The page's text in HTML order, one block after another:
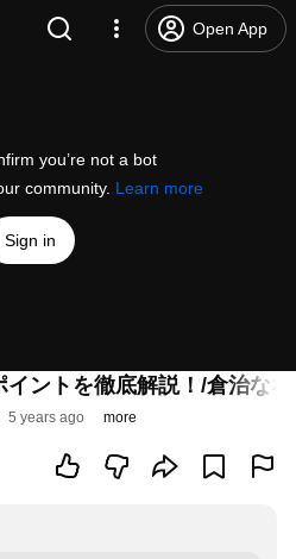
Open App
you’re not a bot
community. Learn more
Sign in
ントを徹底解説！/倉治な
5 years ago more